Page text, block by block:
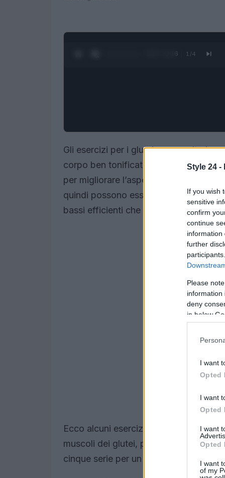
Style 24 -
If you wish
sensitive
confirm
continue
information
further
Please
information
deny
in below
I want
Opted
I want
Opted
I want
Opted
I want
of my
0:28 / 3:16 1 /4
Gli esercizi per i glutei sono molto
corpo ben tonificato. Questi esercizi
per migliorare l’aspetto dei loro glutei.
quindi possono essere facilmente
bassi efficienti che cerchiamo di
Ecco alcuni esercizi per i glutei bassi.
muscoli dei glutei, prova questi
cinque serie per un allenamento